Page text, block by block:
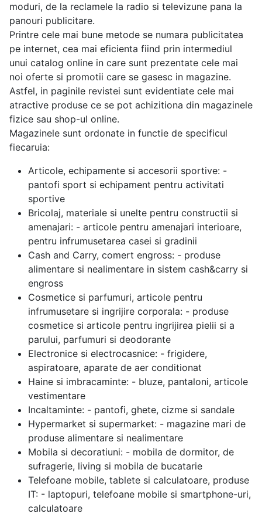
moduri, de la reclamele la radio si televizune pana la
panouri publicitare.
Printre cele mai bune metode se numara publicitatea
pe internet, cea mai eficienta fiind prin intermediul
unui catalog online in care sunt prezentate cele mai
noi oferte si promotii care se gasesc in magazine.
Astfel, in paginile revistei sunt evidentiate cele mai
atractive produse ce se pot achizitiona din magazinele
fizice sau shop-ul online.
Magazinele sunt ordonate in functie de specificul
fiecaruia:
Articole, echipamente si accesorii sportive: -
pantofi sport si echipament pentru activitati
sportive
Bricolaj, materiale si unelte pentru constructii si
amenajari: - articole pentru amenajari interioare,
pentru infrumusetarea casei si gradinii
Cash and Carry, comert engross: - produse
alimentare si nealimentare in sistem cash&carry si
engross
Cosmetice si parfumuri, articole pentru
infrumusetare si ingrijire corporala: - produse
cosmetice si articole pentru ingrijirea pielii si a
parului, parfumuri si deodorante
Electronice si electrocasnice: - frigidere,
aspiratoare, aparate de aer conditionat
Haine si imbracaminte: - bluze, pantaloni, articole
vestimentare
Incaltaminte: - pantofi, ghete, cizme si sandale
Hypermarket si supermarket: - magazine mari de
produse alimentare si nealimentare
Mobila si decoratiuni: - mobila de dormitor, de
sufragerie, living si mobila de bucatarie
Telefoane mobile, tablete si calculatoare, produse
IT: - laptopuri, telefoane mobile si smartphone-uri,
calculatoare